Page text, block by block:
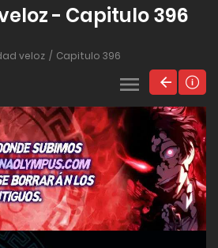
- Capitulo 396
veloz Capitulo 396